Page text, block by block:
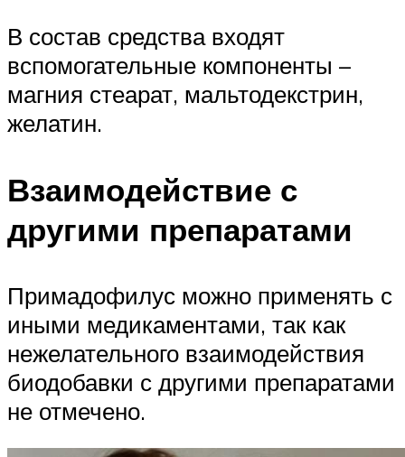
В состав средства входят
вспомогательные компоненты –
магния стеарат, мальтодекстрин,
желатин.
Взаимодействие с
другими препаратами
Примадофилус можно применять с
иными медикаментами, так как
нежелательного взаимодействия
биодобавки с другими препаратами
не отмечено.